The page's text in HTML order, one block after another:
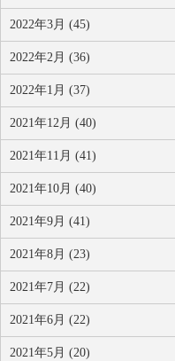
2022年3月 (45)
2022年2月 (36)
2022年1月 (37)
2021年12月 (40)
2021年11月 (41)
2021年10月 (40)
2021年9月 (41)
2021年8月 (23)
2021年7月 (22)
2021年6月 (22)
2021年5月 (20)